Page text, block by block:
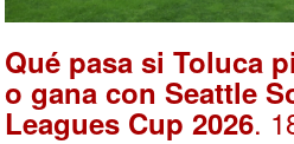
Qué pasa si Toluca
o gana con Seattle
Leagues Cup 2026.